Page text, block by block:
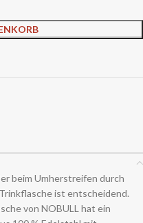
beim Umherstreifen durch
ist entscheidend.
von NOBULL hat ein